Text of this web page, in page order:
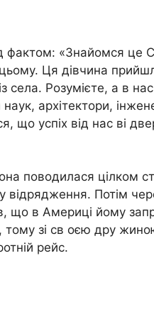
«Знайомся це
Ця дівчина
села. Розумієте, а в
архітектори,
що успіх від нас ві
поводилася цілком
Потім
що в Америці йому
тому зі св оєю дру
рейс.